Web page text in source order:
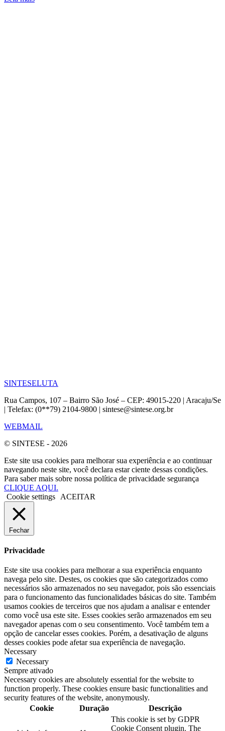
SINTESELUTA
Rua Campos, 107 – Bairro São José – CEP: 49015-220 | Aracaju/Se
| Telefax: (0**79) 2104-9800 | sintese@sintese.org.br
WEBMAIL
© SINTESE - 2026
Este site usa cookies para melhorar sua experiência e ao continuar
navegando neste site, você declara estar ciente dessas condições.
Para saber mais sobre nossa política de privacidade segurança
CLIQUE AQUI.
Cookie settings
ACEITAR
Fechar
Privacidade
Este site usa cookies para melhorar a sua experiência enquanto
navega pelo site. Destes, os cookies que são categorizados como
necessários são armazenados no seu navegador, pois são essenciais
para o funcionamento das funcionalidades básicas do site. Também
usamos cookies de terceiros que nos ajudam a analisar e entender
como você usa este site. Esses cookies serão armazenados em seu
navegador apenas com o seu consentimento. Você também tem a
opção de cancelar esses cookies. Porém, a desativação de alguns
desses cookies pode afetar sua experiência de navegação.
Necessary
Necessary
Sempre ativado
Necessary cookies are absolutely essential for the website to
function properly. These cookies ensure basic functionalities and
security features of the website, anonymously.
Cookie
Duração Descrição
This cookie is set by GDPR
Cookie Consent plugin. The